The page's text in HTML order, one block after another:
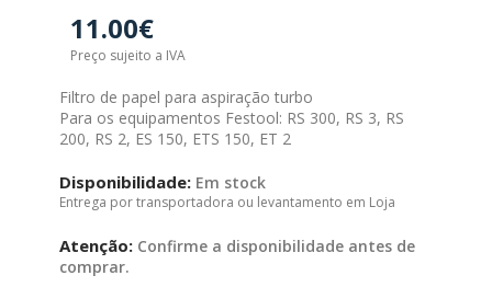
11.00€
Preço sujeito a IVA
Filtro de papel para aspiração turbo
Para os equipamentos Festool: RS 300, RS 3, RS
200, RS 2, ES 150, ETS 150, ET 2
Disponibilidade: Em stock
Entrega por transportadora ou levantamento em Loja
Atenção: Confirme a disponibilidade antes de
comprar.